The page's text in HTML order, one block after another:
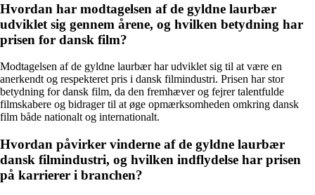
Hvordan har modtagelsen af de gyldne laurbær
udviklet sig gennem årene, og hvilken betydning har
prisen for dansk film?
Modtagelsen af de gyldne laurbær har udviklet sig til at være en
anerkendt og respekteret pris i dansk filmindustri. Prisen har stor
betydning for dansk film, da den fremhæver og fejrer talentfulde
filmskabere og bidrager til at øge opmærksomheden omkring dansk
film både nationalt og internationalt.
Hvordan påvirker vinderne af de gyldne laurbær
dansk filmindustri, og hvilken indflydelse har prisen
på karrierer i branchen?